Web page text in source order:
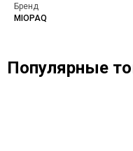
Бренд
MIOPAQ
Популярные